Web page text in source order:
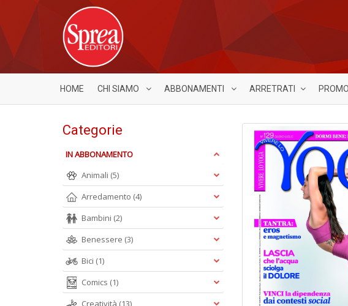
HOME CHI SIAMO ABBONAMENTI ARRETRATI
Categorie
IN ABBONAMENTO
Animali (5)
Arredamento (4)
Bambini (2)
Benessere (3)
Bici (1)
Comics (1)
Creatività (13)